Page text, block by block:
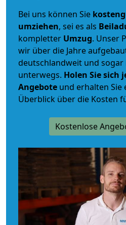
Bei uns können Sie
umziehen, sei es als
kompletter Umzug. Unser
wir über die Jahre
deutschlandweit und
unterwegs. Holen Sie sich
Angebote und erhalten Sie
Überblick über die Kosten
Kostenlose